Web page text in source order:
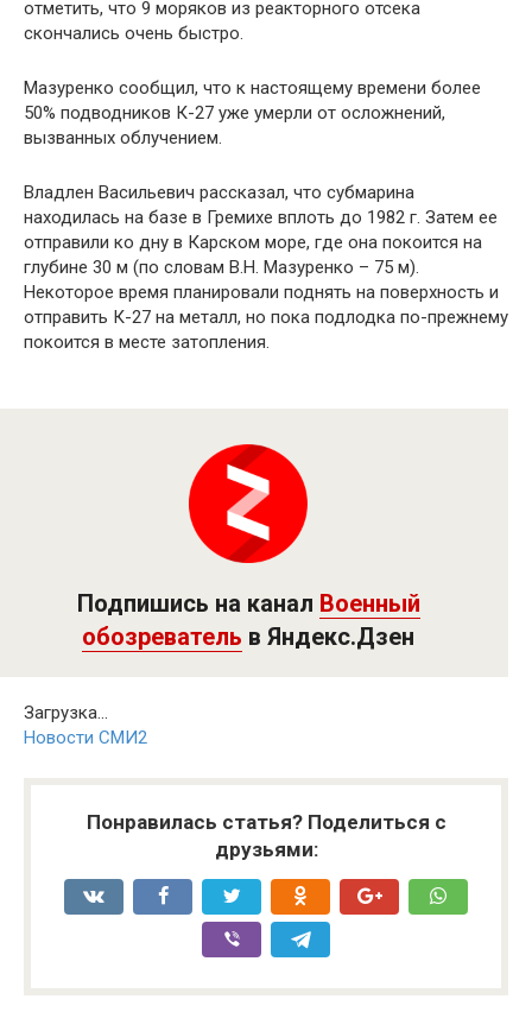
отметить, что 9 моряков из реакторного отсека
скончались очень быстро.
Мазуренко сообщил, что к настоящему времени более
50% подводников К-27 уже умерли от осложнений,
вызванных облучением.
Владлен Васильевич рассказал, что субмарина
находилась на базе в Гремихе вплоть до 1982 г. Затем ее
отправили ко дну в Карском море, где она покоится на
глубине 30 м (по словам В.Н. Мазуренко – 75 м).
Некоторое время планировали поднять на поверхность и
отправить К-27 на металл, но пока подлодка по-прежнему
покоится в месте затопления.
Подпишись на канал Военный
обозреватель в Яндекс.Дзен
Загрузка...
Новости СМИ2
Понравилась статья? Поделиться с
друзьями: